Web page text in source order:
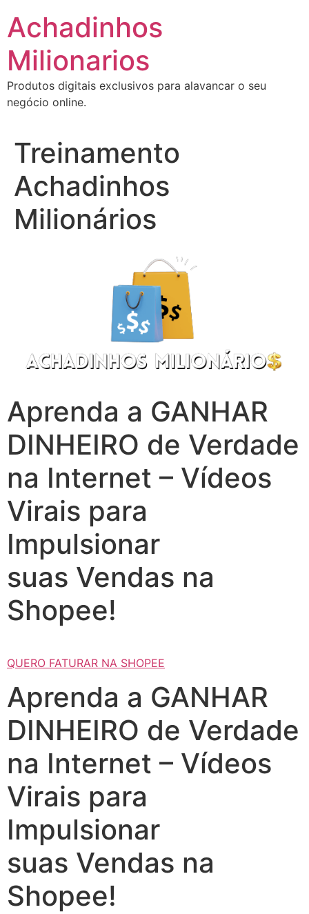
para
conteúdo
Achadinhos
Milionarios
Produtos digitais exclusivos para alavancar o seu
negócio online.
Treinamento
Achadinhos
Milionários
Aprenda a GANHAR
DINHEIRO de Verdade
na Internet – Vídeos
Virais para
Impulsionar
suas Vendas na
Shopee!
QUERO FATURAR NA SHOPEE
Aprenda a GANHAR
DINHEIRO de Verdade
na Internet – Vídeos
Virais para
Impulsionar
suas Vendas na
Shopee!